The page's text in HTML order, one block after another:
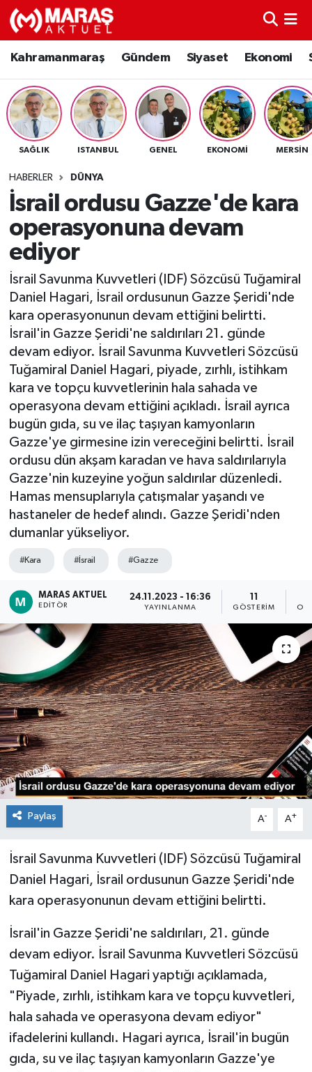
Kahramanmaraş Gündem Siyaset Ekonomi
SAĞLIK ISTANBUL GENEL EKONOMI MERSIN
HABERLER DÜNYA
İsrail ordusu Gazze'de kara
operasyonuna devam
ediyor
İsrail Savunma Kuvvetleri (IDF) Sözcüsü Tuğamiral
Daniel Hagari, İsrail ordusunun Gazze Şeridi'nde
kara operasyonunun devam ettiğini belirtti.
İsrail'in Gazze Şeridi'ne saldırıları 21. günde
devam ediyor. İsrail Savunma Kuvvetleri Sözcüsü
Tuğamiral Daniel Hagari, piyade, zırhlı, istihkam
kara ve topçu kuvvetlerinin hala sahada ve
operasyona devam ettiğini açıkladı. İsrail ayrıca
bugün gıda, su ve ilaç taşıyan kamyonların
Gazze'ye girmesine izin vereceğini belirtti. İsrail
ordusu dün akşam karadan ve hava saldırılarıyla
Gazze'nin kuzeyine yoğun saldırılar düzenledi.
Hamas mensuplarıyla çatışmalar yaşandı ve
hastaneler de hedef alındı. Gazze Şeridi'nden
dumanlar yükseliyor.
#Kara #İsrail #Gazze
MARAS AKTUEL
EDITÖR
24.11.2023 - 16:36
YAYINLANMA
11
GÖSTERIM
Paylaş A- A+
İsrail Savunma Kuvvetleri (IDF) Sözcüsü Tuğamiral
Daniel Hagari, İsrail ordusunun Gazze Şeridi'nde
kara operasyonunun devam ettiğini belirtti.
İsrail'in Gazze Şeridi'ne saldırıları, 21. günde
devam ediyor. İsrail Savunma Kuvvetleri Sözcüsü
Tuğamiral Daniel Hagari yaptığı açıklamada,
"Piyade, zırhlı, istihkam kara ve topçu kuvvetleri,
hala sahada ve operasyona devam ediyor"
ifadelerini kullandı. Hagari ayrıca, İsrail'in bugün
gıda, su ve ilaç taşıyan kamyonların Gazze'ye
Kahramanmaraş
Gündem
Siyaset
Spor
Sağlık
Teknoloji
Eğitim
Dünya
Kültür Sanat
Nöbetçi Eczaneler
Hava Durumu
Namaz Vakitleri
TFF 3.Lig 4.Grup Puan Durumu ve Fikstür
Tüm Manşetler
Son Dakika Haberleri
Haber Arşivi